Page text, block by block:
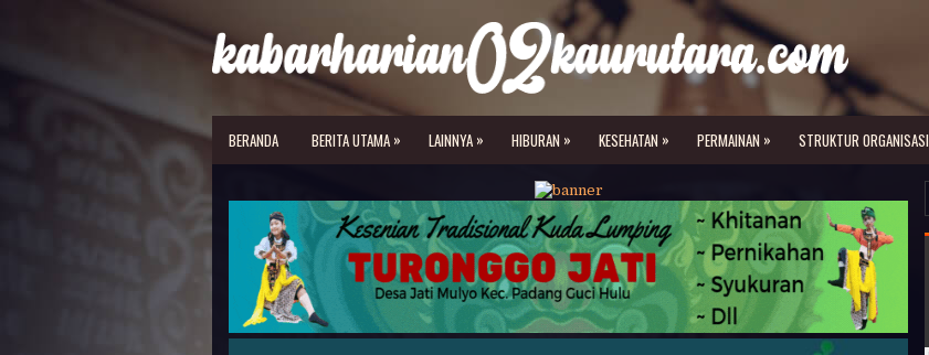
BERANDA BERITA UTAMA » LAINNYA » HIBURAN » KESEHATAN » PERMAINAN » STRUKTUR ORGANISASI